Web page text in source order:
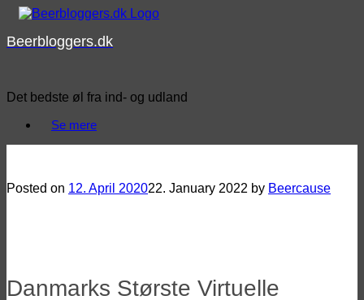
Skip
content
Beerbloggers.dk
Det bedste øl fra ind- og udland
Se mere
Posted on 12. April 202022. January 2022 by Beercause
Danmarks Største Virtuelle